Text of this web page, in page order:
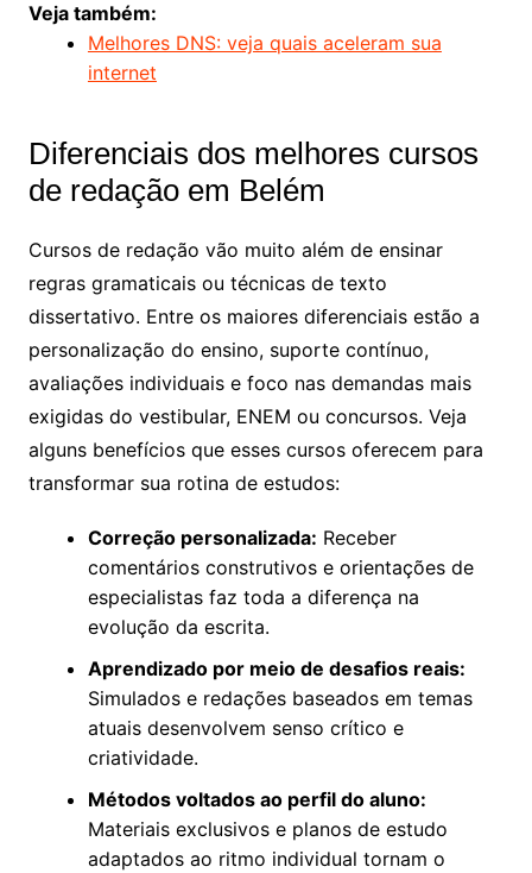
Veja também:
Melhores DNS: veja quais aceleram sua
internet
Diferenciais dos melhores cursos
de redação em Belém
Cursos de redação vão muito além de ensinar
regras gramaticais ou técnicas de texto
dissertativo. Entre os maiores diferenciais estão a
personalização do ensino, suporte contínuo,
avaliações individuais e foco nas demandas mais
exigidas do vestibular, ENEM ou concursos. Veja
alguns benefícios que esses cursos oferecem para
transformar sua rotina de estudos:
Correção personalizada: Receber
comentários construtivos e orientações de
especialistas faz toda a diferença na
evolução da escrita.
Aprendizado por meio de desafios reais:
Simulados e redações baseados em temas
atuais desenvolvem senso crítico e
criatividade.
Métodos voltados ao perfil do aluno:
Materiais exclusivos e planos de estudo
adaptados ao ritmo individual tornam o